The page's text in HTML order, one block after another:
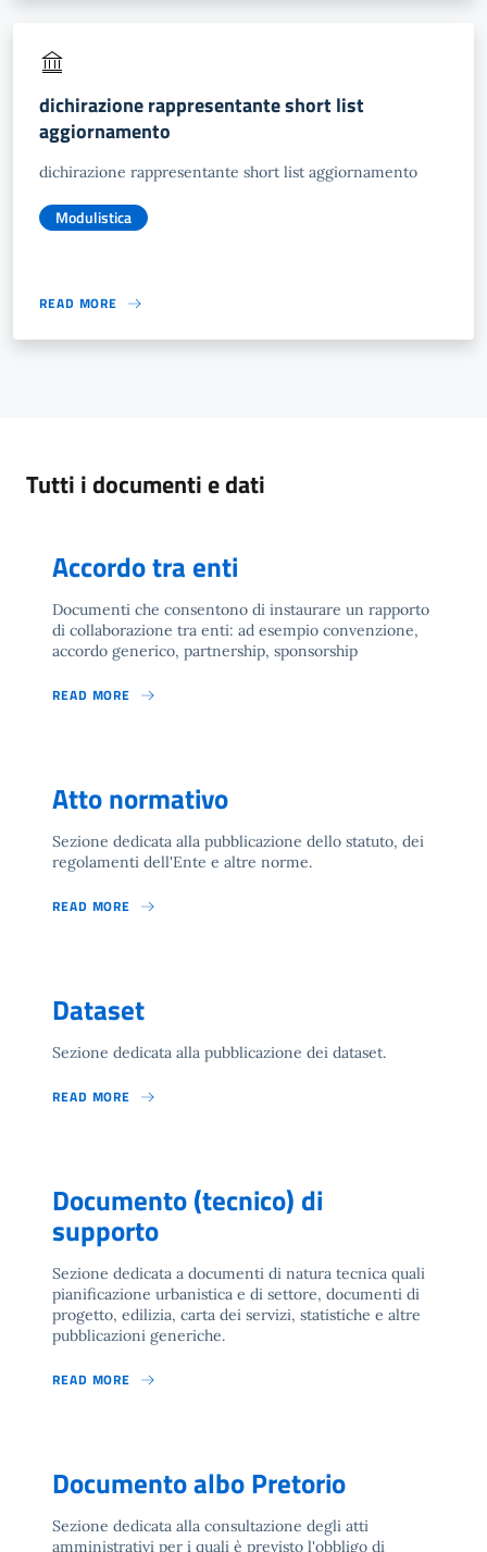
dichirazione rappresentante short list
aggiornamento
dichirazione rappresentante short list aggiornamento
Modulistica
READ MORE
Tutti i documenti e dati
Accordo tra enti
Documenti che consentono di instaurare un rapporto
di collaborazione tra enti: ad esempio convenzione,
accordo generico, partnership, sponsorship
READ MORE
Atto normativo
Sezione dedicata alla pubblicazione dello statuto, dei
regolamenti dell'Ente e altre norme.
READ MORE
Dataset
Sezione dedicata alla pubblicazione dei dataset.
READ MORE
Documento (tecnico) di
supporto
Sezione dedicata a documenti di natura tecnica quali
pianificazione urbanistica e di settore, documenti di
progetto, edilizia, carta dei servizi, statistiche e altre
pubblicazioni generiche.
READ MORE
Documento albo Pretorio
Sezione dedicata alla consultazione degli atti
amministrativi per i quali è previsto l'obbligo di